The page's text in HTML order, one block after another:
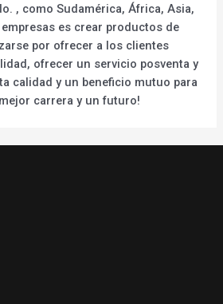
, como Sudamérica, África, Asia,
es crear productos de
por ofrecer a los clientes
ofrecer un servicio posventa y
calidad y un beneficio mutuo para
carrera y un futuro!